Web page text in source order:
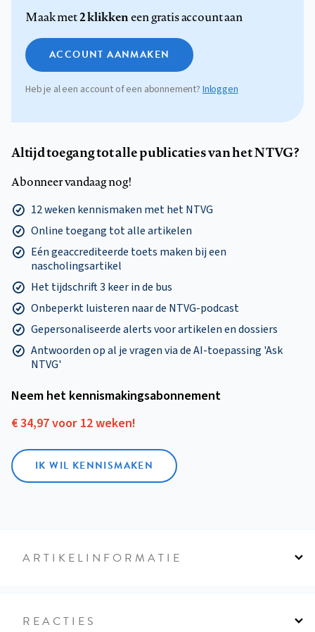
Maak met2 klikkeneen gratis account aan
ACCOUNT AANMAKEN
Heb je al een account of een abonnement? Inloggen
Altijd toegang tot alle publicaties van het NTVG?
Abonneer vandaag nog!
12 weken kennismaken met het NTVG
Online toegang tot alle artikelen
Eén geaccrediteerde toets maken bij een
nascholingsartikel
Het tijdschrift 3 keer in de bus
Onbeperkt luisteren naar de NTVG-podcast
Gepersonaliseerde alerts voor artikelen en dossiers
Antwoorden op al je vragen via de AI-toepassing 'Ask
NTVG'
Neem het kennismakings­abonnement
€ 34,97 voor 12 weken!
IK WIL KENNISMAKEN
ARTIKELINFORMATIE
REACTIES